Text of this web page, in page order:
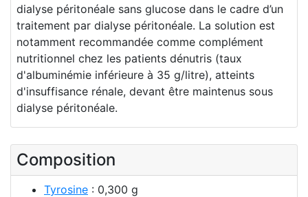
dialyse péritonéale sans glucose dans le cadre d’un
traitement par dialyse péritonéale. La solution est
notamment recommandée comme complément
nutritionnel chez les patients dénutris (taux
d'albuminémie inférieure à 35 g/litre), atteints
d'insuffisance rénale, devant être maintenus sous
dialyse péritonéale.
Composition
Tyrosine : 0,300 g